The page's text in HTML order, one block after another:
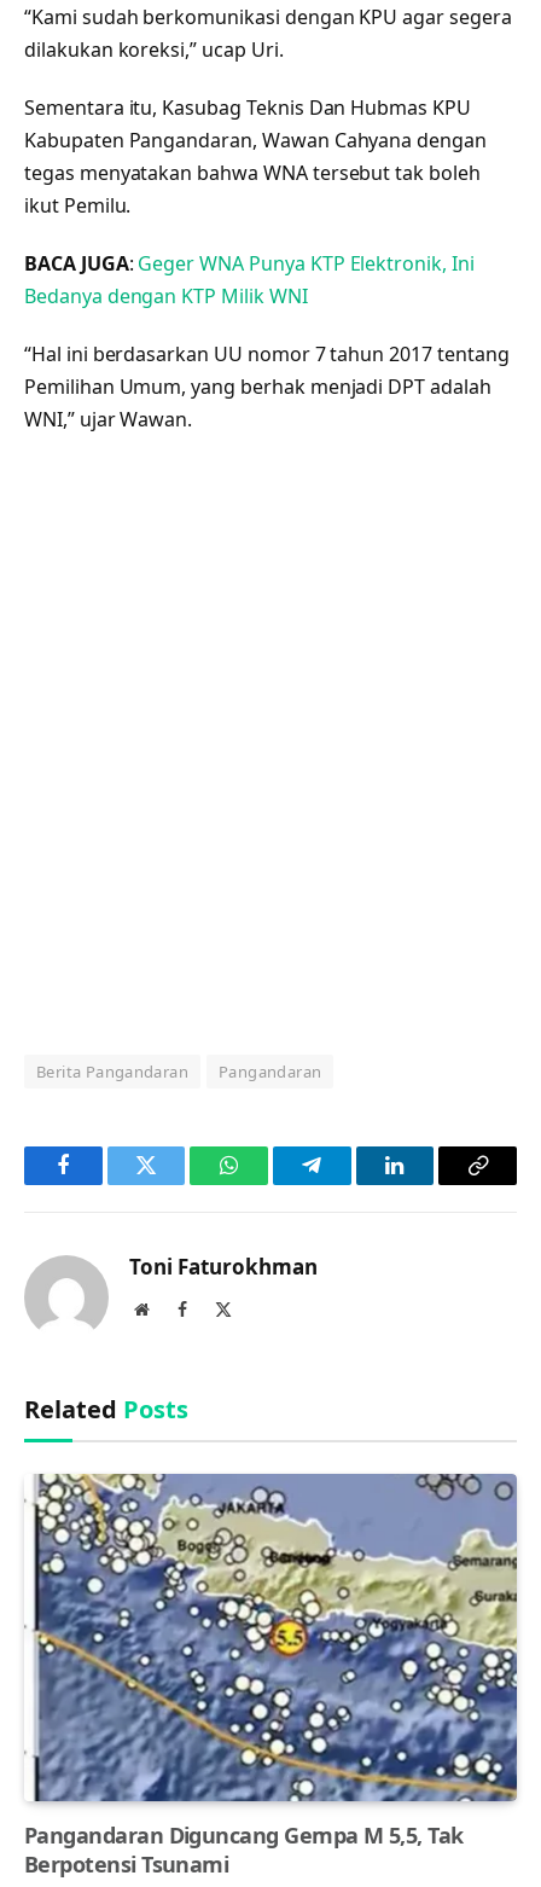
“Kami sudah berkomunikasi dengan KPU agar segera
dilakukan koreksi,” ucap Uri.
Sementara itu, Kasubag Teknis Dan Hubmas KPU
Kabupaten Pangandaran, Wawan Cahyana dengan
tegas menyatakan bahwa WNA tersebut tak boleh
ikut Pemilu.
BACA JUGA: Geger WNA Punya KTP Elektronik, Ini
Bedanya dengan KTP Milik WNI
“Hal ini berdasarkan UU nomor 7 tahun 2017 tentang
Pemilihan Umum, yang berhak menjadi DPT adalah
WNI,” ujar Wawan.
Berita Pangandaran Pangandaran
FacebookTwitter WhatsAppTelegramLinkedInCopy
Toni Faturokhman
WebsiteFacebook
Related Posts
Pangandaran Diguncang Gempa M 5,5, Tak
Berpotensi Tsunami